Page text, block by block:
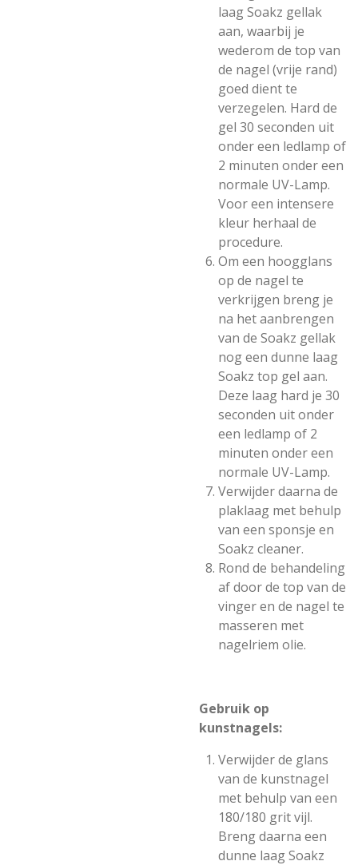
laag Soakz gellak
aan, waarbij je
wederom de top van
de nagel (vrije rand)
goed dient te
verzegelen. Hard de
gel 30 seconden uit
onder een ledlamp of
2 minuten onder een
normale UV-Lamp.
Voor een intensere
kleur herhaal de
procedure.
Om een hoogglans
op de nagel te
verkrijgen breng je
na het aanbrengen
van de Soakz gellak
nog een dunne laag
Soakz top gel aan.
Deze laag hard je 30
seconden uit onder
een ledlamp of 2
minuten onder een
normale UV-Lamp.
Verwijder daarna de
plaklaag met behulp
van een sponsje en
Soakz cleaner.
Rond de behandeling
af door de top van de
vinger en de nagel te
masseren met
nagelriem olie.
Gebruik op
kunstnagels:
Verwijder de glans
van de kunstnagel
met behulp van een
180/180 grit vijl.
Breng daarna een
dunne laag Soakz